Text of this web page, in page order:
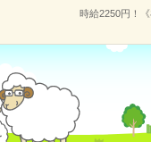
時給2250円！